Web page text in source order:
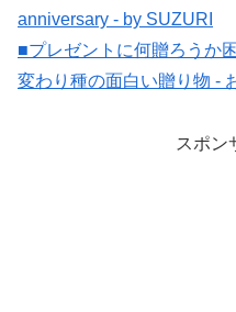
anniversary - by SUZURI
■プレゼントに何贈ろうか
変わり種の面白い贈り物 -
スポン